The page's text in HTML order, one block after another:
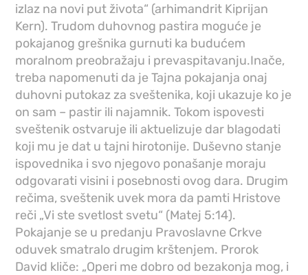
izlaz na novi put života“ (arhimandrit Kiprijan
Kern). Trudom duhovnog pastira moguće je
pokajanog grešnika gurnuti ka budućem
moralnom preobražaju i prevaspitavanju.Inače,
treba napomenuti da je Tajna pokajanja onaj
duhovni putokaz za sveštenika, koji ukazuje ko je
on sam – pastir ili najamnik. Tokom ispovesti
sveštenik ostvaruje ili aktuelizuje dar blagodati
koji mu je dat u tajni hirotonije. Duševno stanje
ispovednika i svo njegovo ponašanje moraju
odgovarati visini i posebnosti ovog dara. Drugim
rečima, sveštenik uvek mora da pamti Hristove
reči „Vi ste svetlost svetu“ (Matej 5:14).
Pokajanje se u predanju Pravoslavne Crkve
oduvek smatralo drugim krštenjem. Prorok
David kliče: „Operi me dobro od bezakonja mog, i